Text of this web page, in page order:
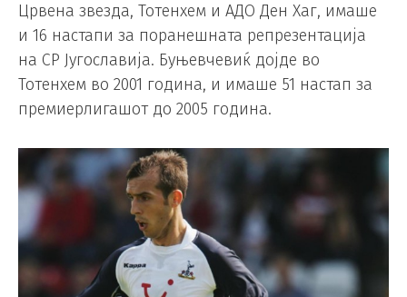
Црвена звезда, Тотенхем и АДО Ден Хаг, имаше
и 16 настапи за поранешната репрезентација
на СР Југославија. Буњевчевиќ дојде во
Тотенхем во 2001 година, и имаше 51 настап за
премиерлигашот до 2005 година.